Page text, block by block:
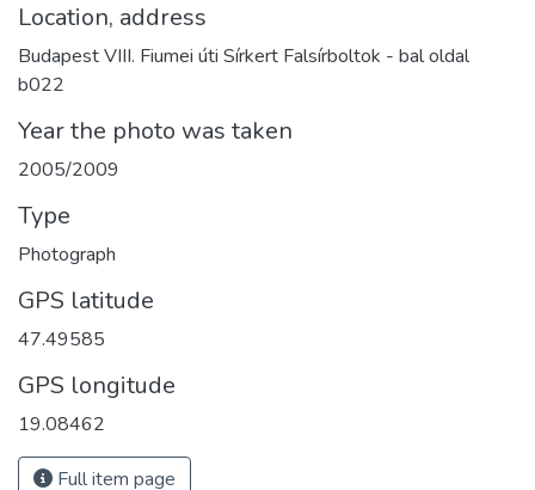
Location, address
Budapest VIII. Fiumei úti Sírkert Falsírboltok - bal oldal
b022
Year the photo was taken
2005/2009
Type
Photograph
GPS latitude
47.49585
GPS longitude
19.08462
Full item page